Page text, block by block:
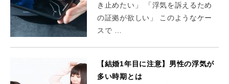
き止めたい」 「浮気を訴えるため
の証拠が欲しい」 このようなケー
スで …
【結婚1年目に注意】男性の浮気が
多い時期とは